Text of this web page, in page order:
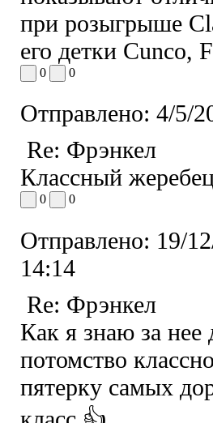
при розыгрыше
его детки Cunco,
0 0
Отправлено: 4/5/
Re: Фрэнкел
Классный
0 0
Отправлено: 19/
14:14
Re: Фрэнкел
Как я знаю за
потомство
пятерку самых